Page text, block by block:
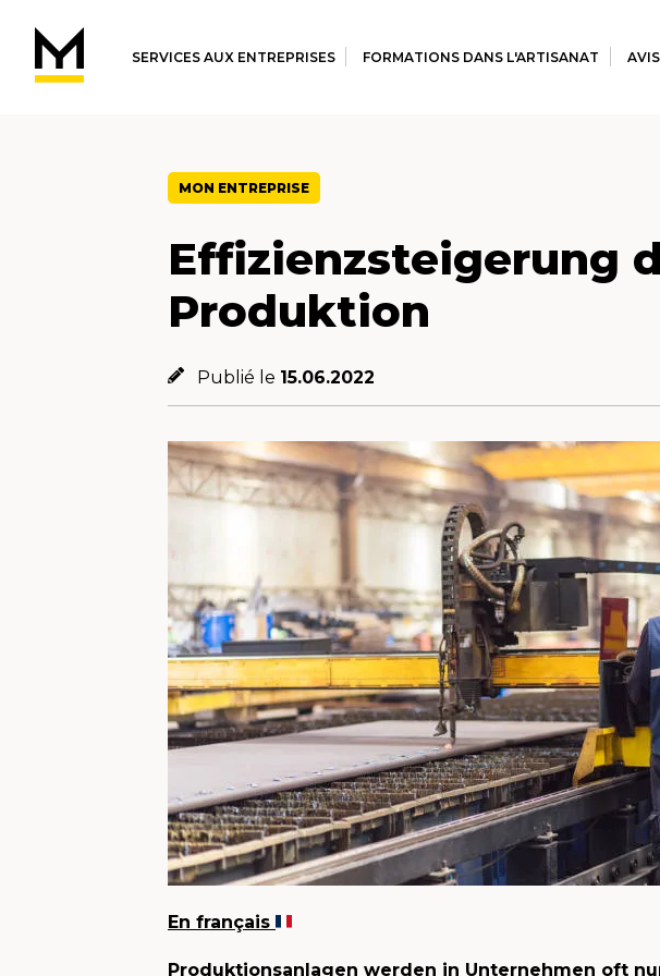
SERVICES AUX ENTREPRISES FORMATIONS DANS L'ARTISANAT
MON ENTREPRISE
Effizienzsteigerung
Produktion
Publié le 15.06.2022
En français
Produktionsanlagen werden in Unternehmen oft